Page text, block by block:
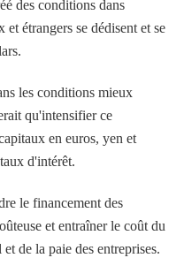
des conditions dans
étrangers se dédisent et se
les conditions mieux
qu'intensifier ce
en euros, yen et
d'intérêt.
le financement des
et entraîner le coût du
de la paie des entreprises.